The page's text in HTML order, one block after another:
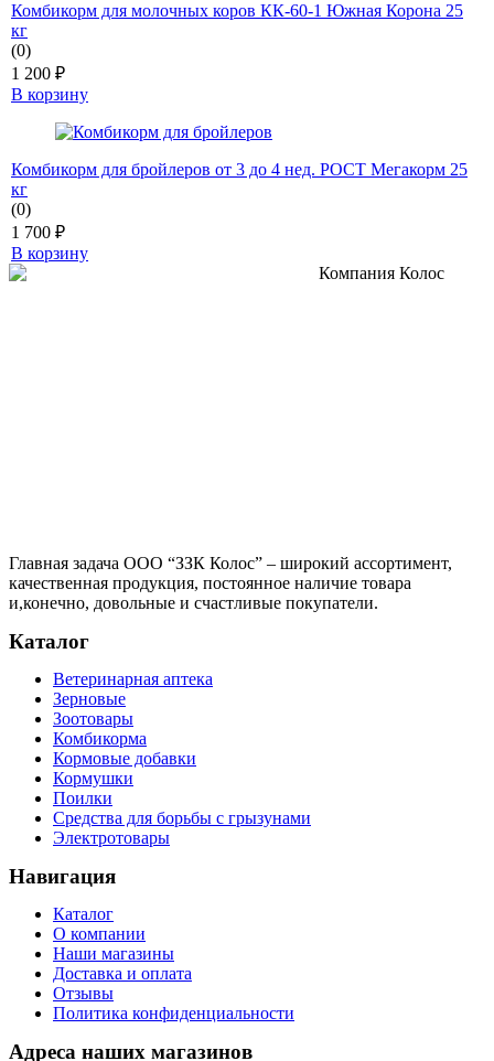
Комбикорм для молочных коров КК-60-1 Южная Корона 25
кг
(0)
1 200 ₽
В корзину
Комбикорм для бройлеров от 3 до 4 нед. РОСТ Мегакорм 25
кг
(0)
1 700 ₽
В корзину
Главная задача ООО “ЗЗК Колос” – широкий ассортимент,
качественная продукция, постоянное наличие товара
и,конечно, довольные и счастливые покупатели.
Каталог
Ветеринарная аптека
Зерновые
Зоотовары
Комбикорма
Кормовые добавки
Кормушки
Поилки
Средства для борьбы с грызунами
Электротовары
Навигация
Каталог
О компании
Наши магазины
Доставка и оплата
Отзывы
Политика конфиденциальности
Адреса наших магазинов